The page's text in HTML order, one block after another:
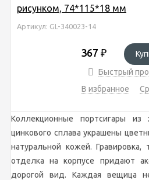
рисунком, 74*115*18 мм
Артикул: GL-340023-14
367 ₽
Быстрый
В избранное
Коллекционные портсигары из
цинкового сплава украшены
натуральной кожей. Гравировка,
отделка на корпусе придают
дорогой вид. Каждая вещица